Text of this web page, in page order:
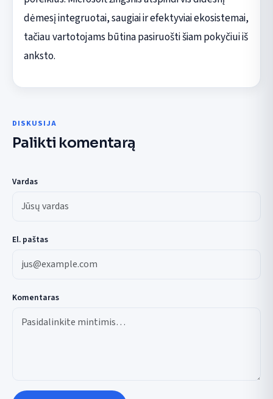
dėmesį integruotai, saugiai ir efektyviai ekosistemai,
tačiau vartotojams būtina pasiruošti šiam pokyčiui iš
anksto.
DISKUSIJA
Palikti komentarą
Vardas
El. paštas
Komentaras